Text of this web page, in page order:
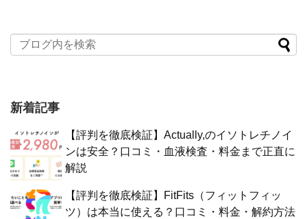
新着記事
【評判を徹底検証】Actually,のイソトレチノイ
ンは安全？口コミ・血液検査・料金まで正直に
解説
【評判を徹底検証】FitFits（フィットフィッ
ツ）は本当に使える？口コミ・料金・解約方法